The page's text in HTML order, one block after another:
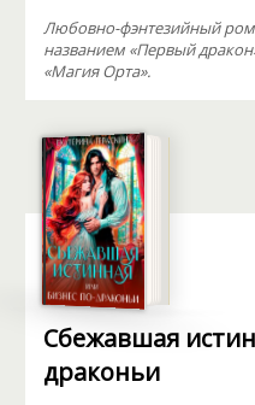
Любовно-фэнтезийный
названием «Первый
«Магия Орта».
Сбежавшая
драконьи